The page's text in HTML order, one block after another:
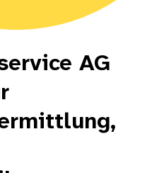
AG